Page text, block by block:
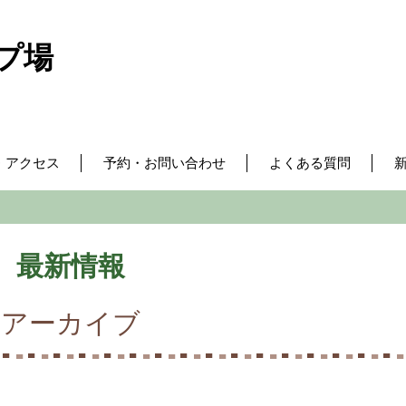
場
アクセス 予約・お問い合わせ よくある質問
最新情報
アーカイブ